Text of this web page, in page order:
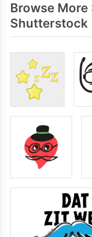
Browse
Shutterstock